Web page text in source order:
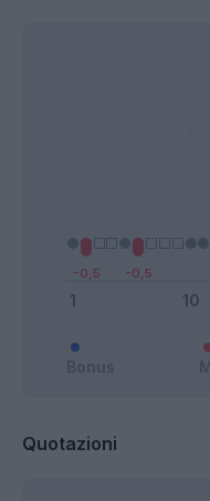
Quotazioni